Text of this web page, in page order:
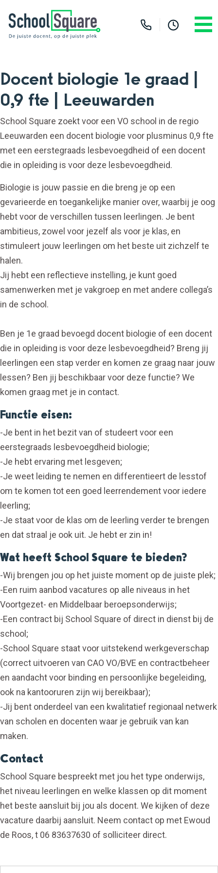
Docent biologie 1e graad |
0,9 fte | Leeuwarden
School Square zoekt voor een VO school in de regio
Leeuwarden een docent biologie voor plusminus 0,9 fte
met een eerstegraads lesbevoegdheid of een docent
die in opleiding is voor deze lesbevoegdheid.
Biologie is jouw passie en die breng je op een
gevarieerde en toegankelijke manier over, waarbij je oog
hebt voor de verschillen tussen leerlingen. Je bent
ambitieus, zowel voor jezelf als voor je klas, en
stimuleert jouw leerlingen om het beste uit zichzelf te
halen.
Jij hebt een reflectieve instelling, je kunt goed
samenwerken met je vakgroep en met andere collega’s
in de school.
Ben je 1e graad bevoegd docent biologie of een docent
die in opleiding is voor deze lesbevoegdheid? Breng jij
leerlingen een stap verder en komen ze graag naar jouw
lessen? Ben jij beschikbaar voor deze functie? We
komen graag met je in contact.
Functie eisen:
-Je bent in het bezit van of studeert voor een
eerstegraads lesbevoegdheid biologie;
-Je hebt ervaring met lesgeven;
-Je weet leiding te nemen en differentieert de lesstof
om te komen tot een goed leerrendement voor iedere
leerling;
-Je staat voor de klas om de leerling verder te brengen
en dat straal je ook uit. Je hebt er zin in!
Wat heeft School Square te bieden?
-Wij brengen jou op het juiste moment op de juiste plek;
-Een ruim aanbod vacatures op alle niveaus in het
Voortgezet- en Middelbaar beroepsonderwijs;
-Een contract bij School Square of direct in dienst bij de
school;
-School Square staat voor uitstekend werkgeverschap
(correct uitvoeren van CAO VO/BVE en contractbeheer
en aandacht voor binding en persoonlijke begeleiding,
ook na kantooruren zijn wij bereikbaar);
-Jij bent onderdeel van een kwalitatief regionaal netwerk
van scholen en docenten waar je gebruik van kan
maken.
Contact
School Square bespreekt met jou het type onderwijs,
het niveau leerlingen en welke klassen op dit moment
het beste aansluit bij jou als docent. We kijken of deze
vacature daarbij aansluit. Neem contact op met Ewoud
de Roos, t 06 83637630 of solliciteer direct.